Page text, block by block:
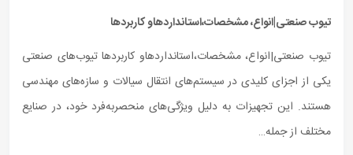
تیوب صنعتی|انواع، مشخصات،استانداردهاو کاربردها
تیوب صنعتی|انواع، مشخصات،استانداردهاو کاربردها تیوب‌های صنعتی
یکی از اجزای کلیدی در سیستم‌های انتقال سیالات و سازه‌های مهندسی
هستند. این تجهیزات به دلیل ویژگی‌های منحصر‌به‌فرد خود، در صنایع
مختلف از جمله…